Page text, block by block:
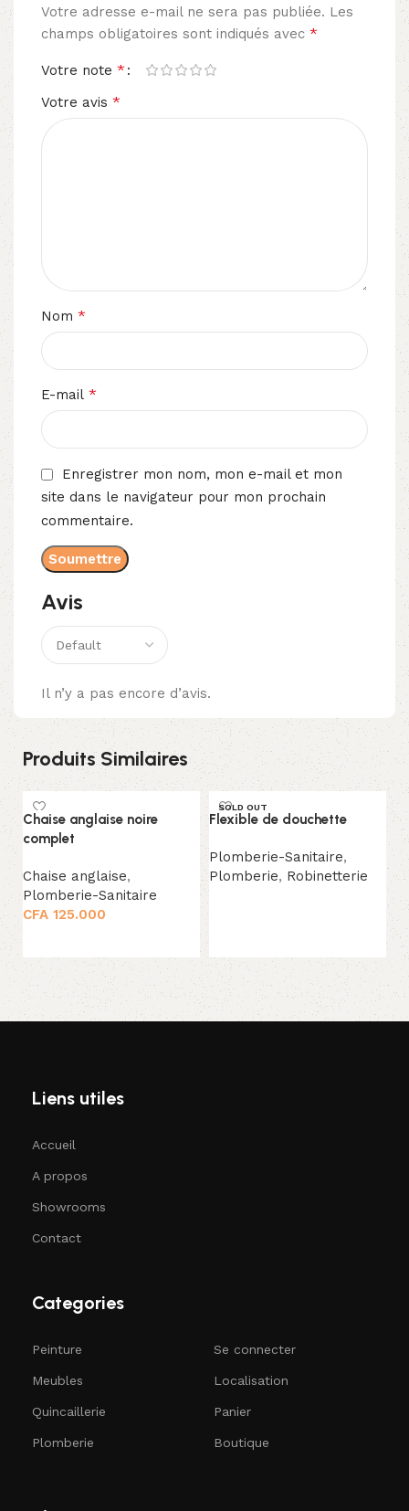
Avis
Il n’y a pas encore d’avis.
Votre adresse e-mail ne sera pas publiée. Les
champs obligatoires sont indiqués avec *
Votre note *
Votre avis *
Nom *
E-mail *
Enregistrer mon nom, mon e-mail et mon
site dans le navigateur pour mon prochain
commentaire.
Produits Similaires
Chaise anglaise noire
complet
Chaise anglaise,
Plomberie-Sanitaire
CFA 125.000
SOLD OUT
Flexible de douchette
Plomberie-Sanitaire,
Plomberie, Robinetterie
Liens utiles
Accueil
A propos
Showrooms
Contact
Categories
Peinture
Meubles
Quincaillerie
Plomberie
Se connecter
Localisation
Panier
Boutique